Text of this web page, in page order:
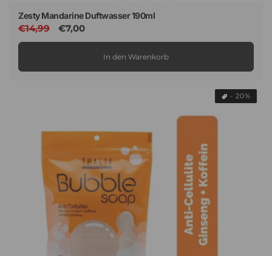
Zesty Mandarine Duftwasser 190ml
Normaler
Preis
€14,99 Verkaufspreis
€7,00
In den Warenkorb
- 20%